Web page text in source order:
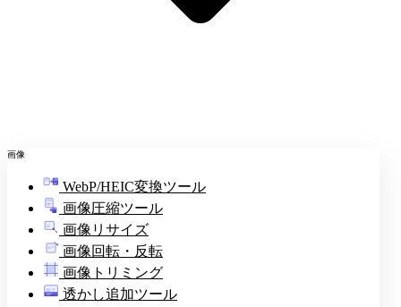
画像
WebP/HEIC変換ツール
画像圧縮ツール
画像リサイズ
画像回転・反転
画像トリミング
透かし追加ツール